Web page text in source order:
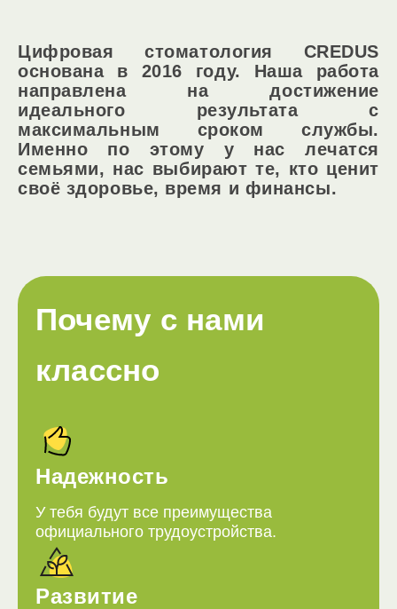
Цифровая стоматология CREDUS
основана в 2016 году. Наша работа
направлена на достижение
идеального результата с
максимальным сроком службы.
Именно по этому у нас лечатся
семьями, нас выбирают те, кто ценит
своё здоровье, время и финансы.
Почему с нами
классно
Надежность
У тебя будут все преимущества
официального трудоустройства.
Развитие